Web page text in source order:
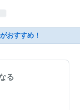
おすすめ！
る